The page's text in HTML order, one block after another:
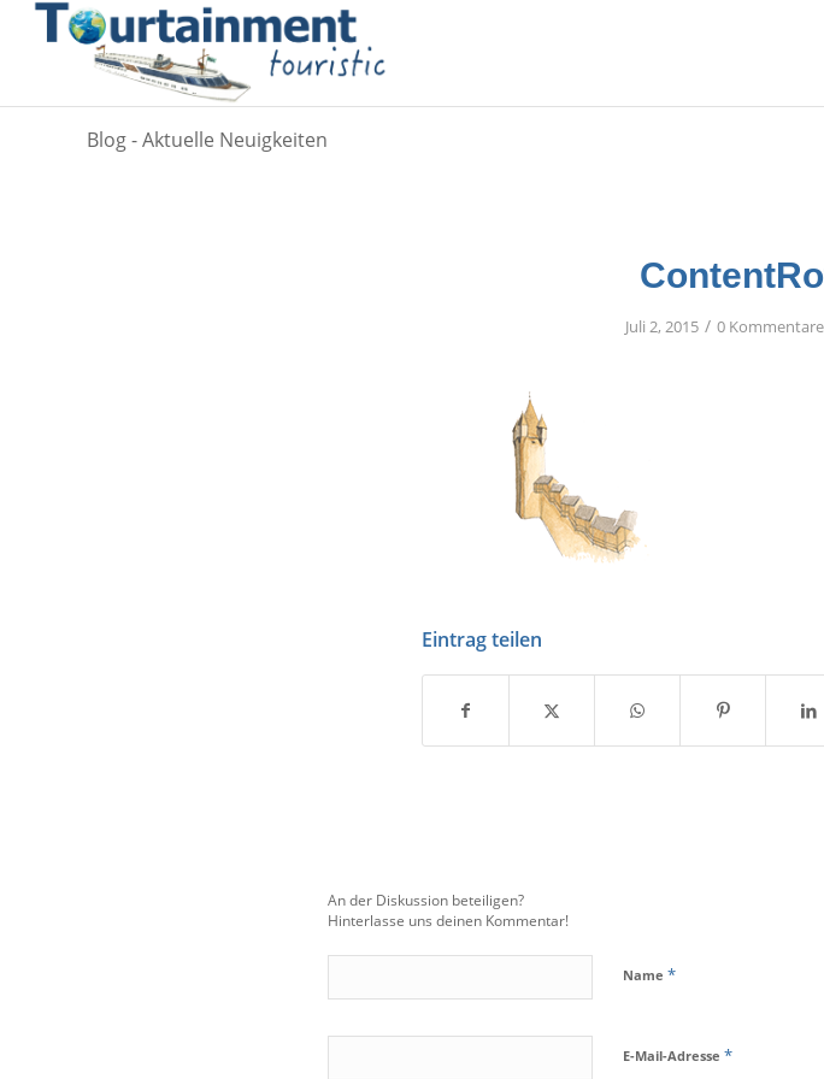
Blog - Aktuelle Neuigkeiten
Juli 2, 2015 / 0 Kommentare
Eintrag teilen
An der Diskussion beteiligen?
Hinterlasse uns deinen Kommentar!
Name *
E-Mail-Adresse *